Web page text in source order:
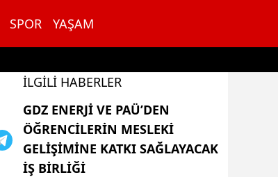
SPOR YAŞAM
İLGILI HABERLER
GDZ ENERJI VE PAÜ’DEN
ÖĞRENCILERIN MESLEKI
GELIŞIMINE KATKI SAĞLAYACAK
IŞ BIRLIĞI